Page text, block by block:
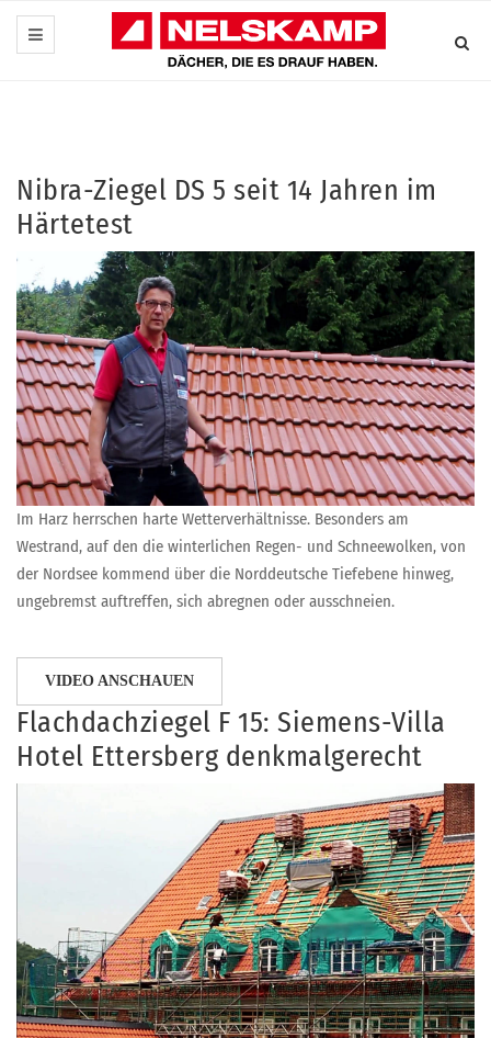
Nibra-Ziegel DS 5 seit 14 Jahren im
Härtetest
Im Harz herrschen harte Wetterverhältnisse. Besonders am
Westrand, auf den die winterlichen Regen- und Schneewolken, von
der Nordsee kommend über die Norddeutsche Tiefebene hinweg,
ungebremst auftreffen, sich abregnen oder ausschneien.
VIDEO ANSCHAUEN
Flachdachziegel F 15: Siemens-Villa
Hotel Ettersberg denkmalgerecht